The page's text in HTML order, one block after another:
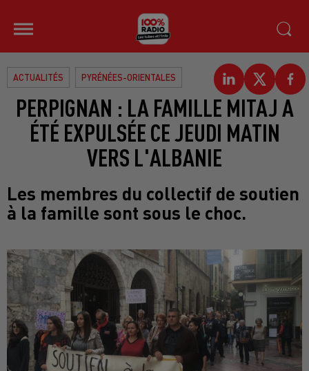
ACTUALITÉS PYRÉNÉES-ORIENTALES
PERPIGNAN : LA FAMILLE MITAJ A
ÉTÉ EXPULSÉE CE JEUDI MATIN
VERS L'ALBANIE
Les membres du collectif de soutien
à la famille sont sous le choc.